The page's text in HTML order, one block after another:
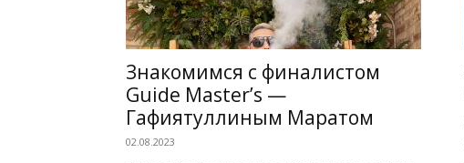
Знакомимся с финалистом
Guide Master’s —
Гафиятуллиным Маратом
02.08.2023